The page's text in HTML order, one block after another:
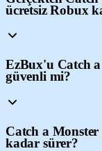
ücretsiz Robux
EzBux'u Catch
güvenli mi?
Catch a
kadar sürer?